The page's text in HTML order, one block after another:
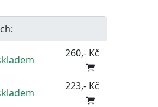
260,- Kč
223,- Kč